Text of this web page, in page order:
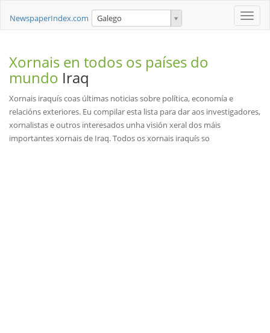
Toggle
NewspaperIndex.com Galego
Xornais en todos os países do
mundo Iraq
Xornais iraquís coas últimas noticias sobre política, economía e
relacións exteriores. Eu compilar esta lista para dar aos investigadores,
xornalistas e outros interesados unha visión xeral dos máis
importantes xornais de Iraq. Todos os xornais iraquís so